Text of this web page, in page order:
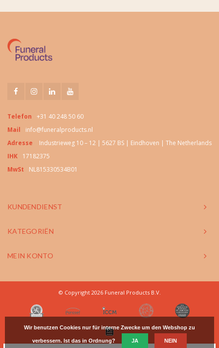
Telefon
+31 40 248 50 60
Mail
info@funeralproducts.nl
Adresse
Industrieweg 10 – 12 | 5627 BS | Eindhoven | The Netherlands
IHK
17182375
MwSt
NL815330534B01
KUNDENDIENST
KATEGORIËN
MEIN KONTO
© Copyright 2026 Funeral Products B.V.
Wir benutzen Cookies nur für interne Zwecke um den Webshop zu
verbessern. Ist das in Ordnung? JA NEIN